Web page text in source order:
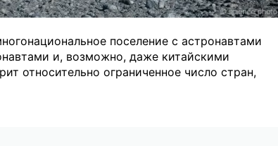
поселение с астронавтами
и, возможно, даже китайскими
относительно ограниченное число стран,